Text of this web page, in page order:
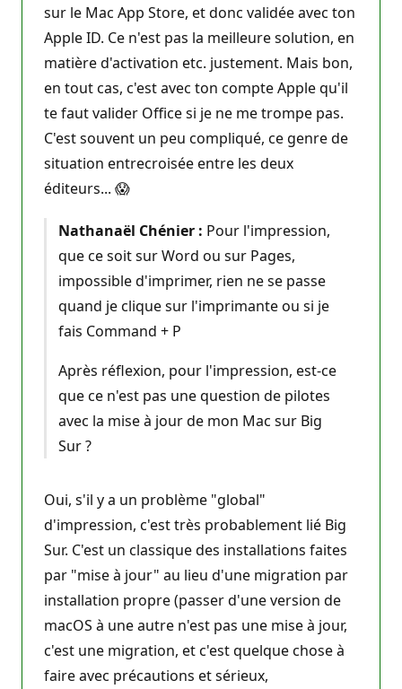
sur le Mac App Store, et donc validée avec ton
Apple ID. Ce n'est pas la meilleure solution, en
matière d'activation etc. justement. Mais bon,
en tout cas, c'est avec ton compte Apple qu'il
te faut valider Office si je ne me trompe pas.
C'est souvent un peu compliqué, ce genre de
situation entrecroisée entre les deux
éditeurs... 😱
Nathanaël Chénier : Pour l'impression,
que ce soit sur Word ou sur Pages,
impossible d'imprimer, rien ne se passe
quand je clique sur l'imprimante ou si je
fais Command + P
Après réflexion, pour l'impression, est-ce
que ce n'est pas une question de pilotes
avec la mise à jour de mon Mac sur Big
Sur ?
Oui, s'il y a un problème "global"
d'impression, c'est très probablement lié Big
Sur. C'est un classique des installations faites
par "mise à jour" au lieu d'une migration par
installation propre (passer d'une version de
macOS à une autre n'est pas une mise à jour,
c'est une migration, et c'est quelque chose à
faire avec précautions et sérieux,